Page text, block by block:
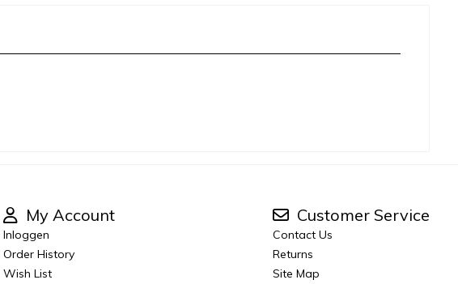
My Account
Inloggen
Order History
Wish List
Customer Service
Contact Us
Returns
Site Map